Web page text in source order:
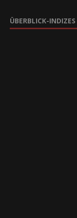
ÜBERBLICK-INDIZES